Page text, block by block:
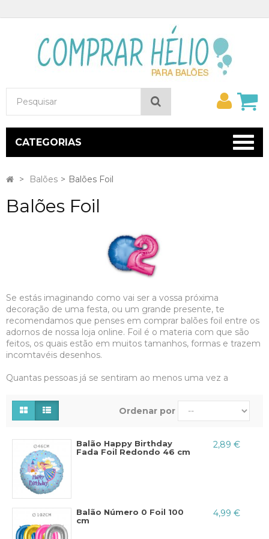
conta
CATEGORIAS
> Balões > Balões Foil
Balões Foil
Se estás imaginando como vai ser a vossa próxima
decoração de uma festa, ou um grande presente, te
recomendamos que penses em comprar balões foil entre os
adornos de nossa loja online. Foil é o materia com que são
feitos, os quais estão em muitos tamanhos, formas e trazem
incomtavéis desenhos.
Quantas pessoas já se sentiram ao menos uma vez a
esta bola que mantemos com a corda
é mais do que um
bom presente, porque é sinônimo de infância
, alegria e
acima de tudo uma forma de mimar a criança que todos
Te damos a oportunidade de revisar as imensas
possibilidades que temos para ter um balão de mylar baratos,
seja para um presente, uma surpres, uma festa ou
celebração do escritório; os balões de foil dão muitas
Em sua maioria, os desenhos dos balões de foil para festas,
Ordenar por
Balão Happy Birthday
Fada Foil Redondo 46 cm
2,89 €
Balão Número 0 Foil 100
cm
4,99 €